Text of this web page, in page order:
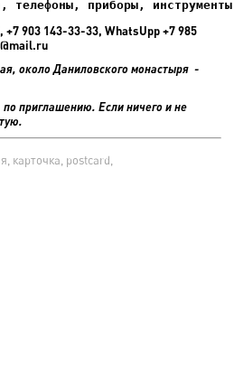
телефоны, приборы,
+7 903 143-33-33, WhatsUpp +7 985
около Даниловского монастыря -
приглашению. Если ничего и не
карточка, postcard,